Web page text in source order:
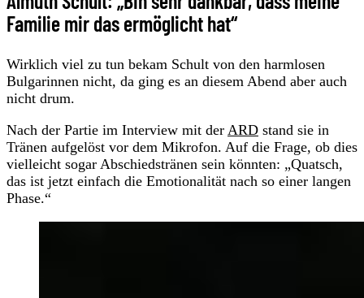
Familie mir das ermöglicht hat“
Wirklich viel zu tun bekam Schult von den harmlosen
Bulgarinnen nicht, da ging es an diesem Abend aber auch
nicht drum.
Nach der Partie im Interview mit der ARD stand sie in
Tränen aufgelöst vor dem Mikrofon. Auf die Frage, ob dies
vielleicht sogar Abschiedstränen sein könnten: „Quatsch,
das ist jetzt einfach die Emotionalität nach so einer langen
Phase.“